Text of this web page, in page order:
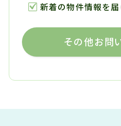
新着の物件情報を届
その他お問